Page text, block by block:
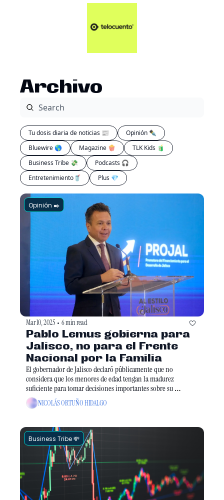
Artículos 📑
Plus 💎
Archivo
Tu dosis diaria de noticias 📰
Opinión ✒️
Bluewire 🌎
Magazine 🍿
TLK Kids 🧃
Business Tribe 💸
Podcasts 🎧
Entretenimiento🥤
Plus 💎
Opinión ✒️
Mar 10, 2025 • 6 min read
Pablo Lemus gobierna para
Jalisco, no para el Frente
Nacional por la Familia
El gobernador de Jalisco declaró públicamente que no
considera que los menores de edad tengan la madurez
suficiente para tomar decisiones importantes sobre su
identidad de género.
NICOLÁS ORTUÑO HIDALGO
Business Tribe 💸